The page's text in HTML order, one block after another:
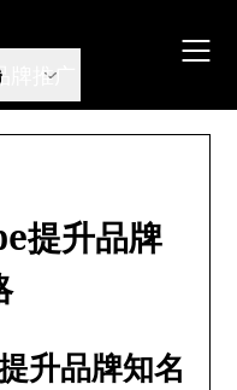
推广
提升品牌
升品牌知名